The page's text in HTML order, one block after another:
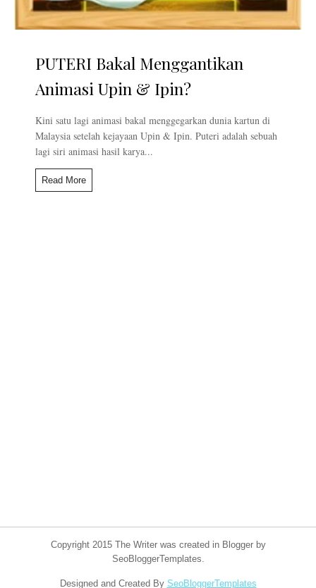
PUTERI Bakal Menggantikan
Animasi Upin & Ipin?
Kini satu lagi animasi bakal menggegarkan dunia kartun di
Malaysia setelah kejayaan Upin & Ipin. Puteri adalah sebuah
lagi siri animasi hasil karya...
Read More
Copyright 2015 The Writer was created in Blogger by
SeoBloggerTemplates.
Designed and Created By SeoBloggerTemplates